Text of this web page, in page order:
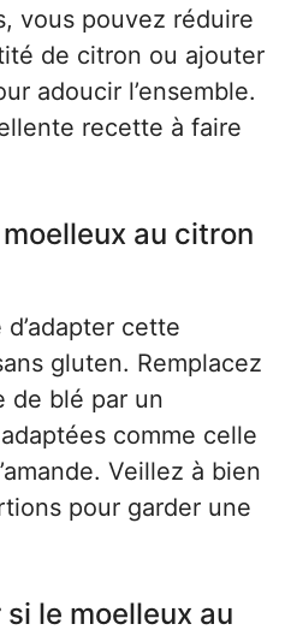
vous pouvez réduire
de citron ou ajouter
adoucir l’ensemble.
recette à faire
au citron
cette
gluten. Remplacez
de blé par un
comme celle
Veillez à bien
pour garder une
le moelleux au